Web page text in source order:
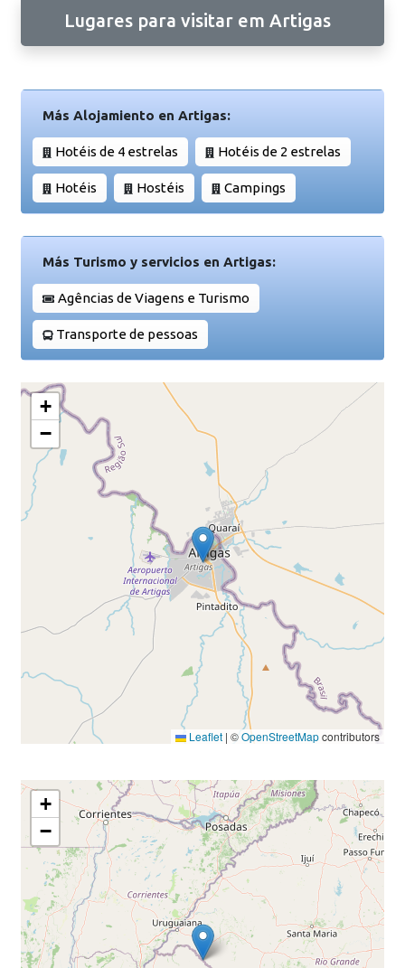
Lugares para visitar em Artigas
Más Alojamiento en Artigas:
Hotéis de 4 estrelas Hotéis de 2 estrelas
Hotéis Hostéis Campings
Más Turismo y servicios en Artigas:
Agências de Viagens e Turismo
Transporte de pessoas
+
−
Leaflet | ©OpenStreetMapcontributors
+
−